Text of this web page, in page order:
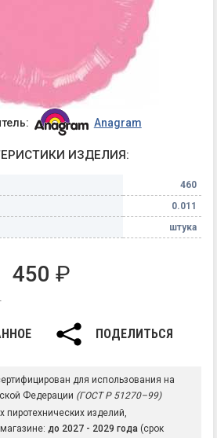
Anagram
ИЗДЕЛИЯ:
460
0.011
штука
450 ₽
ПОДЕЛИТЬСЯ
для использования на
Федерации (ГОСТ Р 51270–99)
пиротехнических изделий,
до 2027 - 2029 года (срок